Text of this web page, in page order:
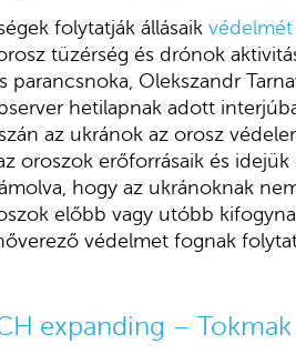
folytatják állásaik védelmét
tüzérség és drónok
parancsnoka, Olekszandr
hetilapnak adott
az ukránok az orosz
oroszok erőforrásaik és idejük
hogy az ukránoknak
előbb vagy utóbb
védelmet fognak
expanding – Tokmak